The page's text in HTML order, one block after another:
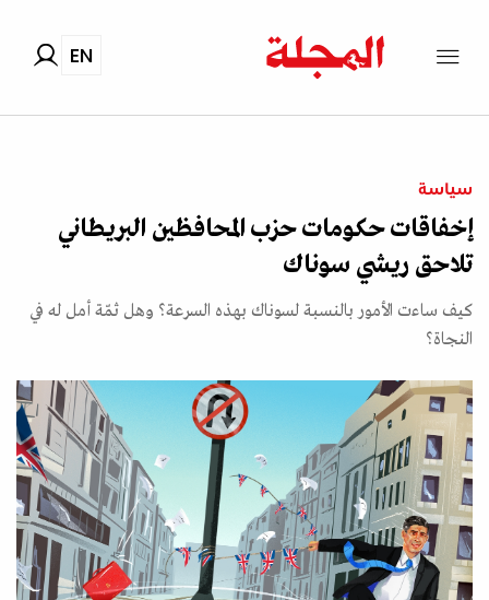
EN
سياسة
إخفاقات حكومات حزب المحافظين البريطاني
تلاحق ريشي سوناك
كيف ساءت الأمور بالنسبة لسوناك بهذه السرعة؟ وهل ثمّة أمل له في
النجاة؟